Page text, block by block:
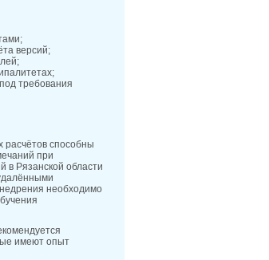
версий;
требования
способны
при
в Рязанской области
необходимо
имеют опыт